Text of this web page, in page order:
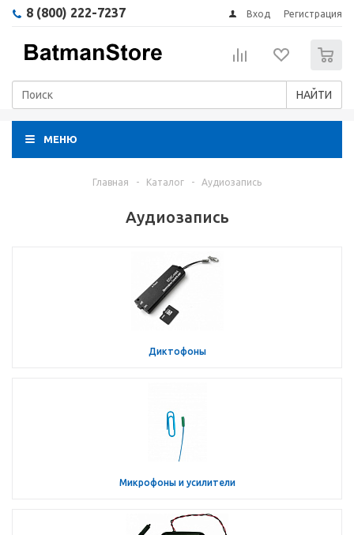
8 (800) 222-7237 Вход Регистрация
НАЙТИ
МЕНЮ
Главная - Каталог - Аудиозапись
Аудиозапись
Диктофоны
Микрофоны и усилители